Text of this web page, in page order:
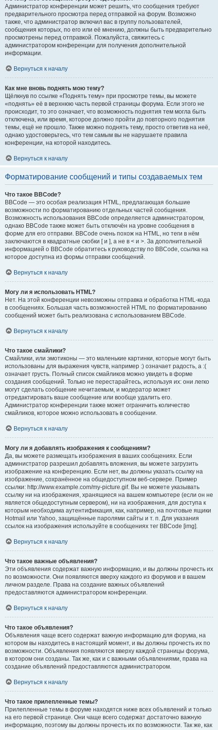
Администратор конференции может решить, что сообщения требуют
предварительного просмотра перед отправкой на форум. Возможно
также, что администратор включил вас в группу пользователей,
сообщения которых, по его или её мнению, должны быть предварительно
просмотрены перед отправкой. Пожалуйста, свяжитесь с
администратором конференции для получения дополнительной
информации.
Вернуться к началу
Как мне вновь поднять мою тему?
Щёлкнув по ссылке «Поднять тему» при просмотре темы, вы можете
«поднять» её в верхнюю часть первой страницы форума. Если этого не
происходит, то это означает, что возможность поднятия тем могла быть
отключена, или время, которое должно пройти до повторного поднятия
темы, ещё не прошло. Также можно поднять тему, просто ответив на неё,
однако удостоверьтесь, что тем самым вы не нарушаете правила
конференции, на которой находитесь.
Вернуться к началу
Форматирование сообщений и типы создаваемых тем
Что такое BBCode?
BBCode — это особая реализация HTML, предлагающая большие
возможности по форматированию отдельных частей сообщения.
Возможность использования BBCode определяется администратором,
однако BBCode также может быть отключён на уровне сообщения в
форме для его отправки. BBCode очень похож на HTML, но теги в нём
заключаются в квадратные скобки [ и ], а не в < и >. За дополнительной
информацией о BBCode обратитесь к руководству по BBCode, ссылка на
которое доступна из формы отправки сообщений.
Вернуться к началу
Могу ли я использовать HTML?
Нет. На этой конференции невозможны отправка и обработка HTML-кода
в сообщениях. Большая часть возможностей HTML по форматированию
сообщений может быть реализована с использованием BBCode.
Вернуться к началу
Что такое смайлики?
Смайлики, или эмотиконы — это маленькие картинки, которые могут быть
использованы для выражения чувств, например :) означает радость, а :(
означает грусть. Полный список смайликов можно увидеть в форме
создания сообщений. Только не перестарайтесь, используя их: они легко
могут сделать сообщение нечитаемым, и модератор может
отредактировать ваше сообщение или вообще удалить его.
Администратор конференции также может ограничить количество
смайликов, которое можно использовать в сообщении.
Вернуться к началу
Могу ли я добавлять изображения к сообщениям?
Да, вы можете размещать изображения в ваших сообщениях. Если
администратор разрешил добавлять вложения, вы можете загрузить
изображение на конференцию. Если нет, вы должны указать ссылку на
изображение, сохранённое на общедоступном веб-сервере. Пример
ссылки: http://www.example.com/my-picture.gif. Вы не можете указывать
ссылку ни на изображения, хранящиеся на вашем компьютере (если он не
является общедоступным сервером), ни на изображения, для доступа к
которым необходима аутентификация, как, например, на почтовые ящики
Hotmail или Yahoo, защищённые паролями сайты и т. п. Для указания
ссылок на изображения используйте в сообщениях тег BBCode [img].
Вернуться к началу
Что такое важные объявления?
Эти объявления содержат важную информацию, и вы должны прочесть их
по возможности. Они появляются вверху каждого из форумов и в вашем
личном разделе. Права на создание важных объявлений
предоставляются администратором конференции.
Вернуться к началу
Что такое объявления?
Объявления чаще всего содержат важную информацию для форума, на
котором вы находитесь в настоящий момент, и вы должны прочесть их по
возможности. Объявления появляются вверху каждой страницы форума,
в котором они созданы. Так же, как и с важными объявлениями, права на
создание объявлений предоставляются администратором.
Вернуться к началу
Что такое прилепленные темы?
Прилепленные темы в форуме находятся ниже всех объявлений и только
на его первой странице. Они чаще всего содержат достаточно важную
информацию, поэтому вы должны прочесть их по возможности. Так же, как